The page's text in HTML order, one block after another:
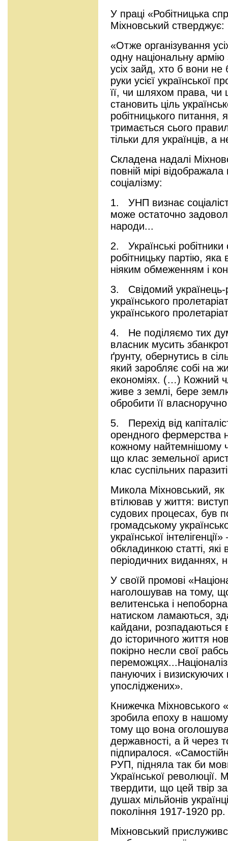
У праці «Робітницька
Міхновський стверджує:
«Отже організування
одну національну
усіх зайд, хто б вони не
руки усієї української
її, чи шляхом права,
становить ціль
робітницького питання,
тримається сього
тільки для українців, а
Складена надалі
повній мірі відображала
соціалізму:
1. УНП визнає
може остаточно
народи...
2. Українські
робітницьку партію, яка
ніяким обмеженням і
3. Свідомий українець-
українського
українського
4. Не поділяємо тих
власник мусить
ґрунту, обернутись в
який заробляє собі на
економіях. (…) Кожний
живе з землі, бере
обробити її
5. Перехід від
орендного фермерства
кожному найтемнішому
що клас земельної
клас суспільних
Микола Міхновський,
втілював у життя:
судових процесах, був
громадському
української
обкладинкою статті, які
періодичних виданнях,
У своїй промові
наголошував на тому,
велитенська і
натиском ламаються,
кайдани, розпадаються
до історичного життя
покірно несли свої
пануючих і визискуючих
упосліджених».
Книжечка Міхновського
зробила епоху в нашому
тому що вона
державності, а й через
підпиралося.
РУП, підняла так би
Української революції.
твердити, що цей твір
душах мільйонів
покоління 1917-1920 рр.
Міхновський